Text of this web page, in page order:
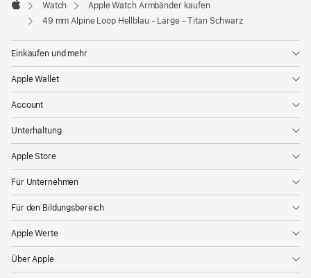
Apple
Watch
Apple Watch Armbänder kaufen
49 mm Alpine Loop Hellblau - Large - Titan Schwarz
Einkaufen und mehr
Apple Wallet
Account
Unterhaltung
Apple Store
Für Unternehmen
Für den Bildungsbereich
Apple Werte
Über Apple